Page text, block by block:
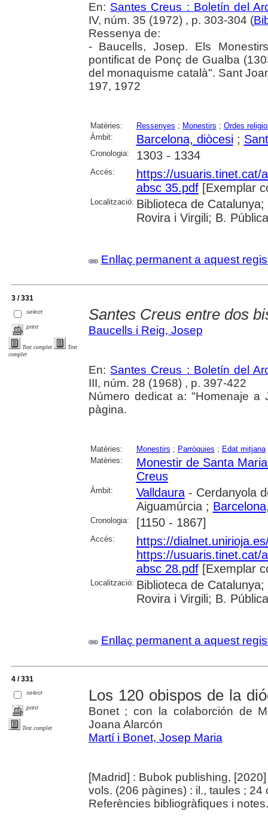
En: Santes Creus : Boletín del
IV, núm. 35 (1972) , p. 303-304 (
Ressenya de:
- Baucells, Josep. Els
pontificat de Ponç de Gualba
del monaquisme català". Sant
197, 1972
Matèries: Ressenyes ; Monestirs ; Ordes
Àmbit:
Barcelona, diòcesi;
Cronologia: 1303 - 1334
Accés:
https://usuaris.tinet.cat/
absc 35.pdf[Exemplar
Localització: Biblioteca de
Rovira i Virgili; B.
Enllaç permanent a aquest
3 / 331
select
print
Text complet
Text
complet
Santes Creus entre dos
Baucells i Reig, Josep
En: Santes Creus : Boletín del
III, núm. 28 (1968) , p. 397-422
Número dedicat a: "Homenaje
pàgina.
Matèries: Monestirs ; Parròquies ; Edat mitjana
Matèries:
Monestir de Santa
Creus
Àmbit: Valldaura- Cerdanyola
Aiguamúrcia ;
Cronologia: [1150 - 1867]
Accés:
https://
https://usuaris.tinet.cat/
absc 28.pdf[Exemplar
Localització: Biblioteca de
Rovira i Virgili; B.
Enllaç permanent a aquest
4 / 331
select
print
Text complet
Los 120 obispos de la
Bonet ; con la colaborción de
Joana Alarcón
Martí i Bonet, Josep Maria
[Madrid] : Bubok publishing, [2020]
vols. (206 pàgines) : il., taules ; 24
Referències bibliogràfiques i